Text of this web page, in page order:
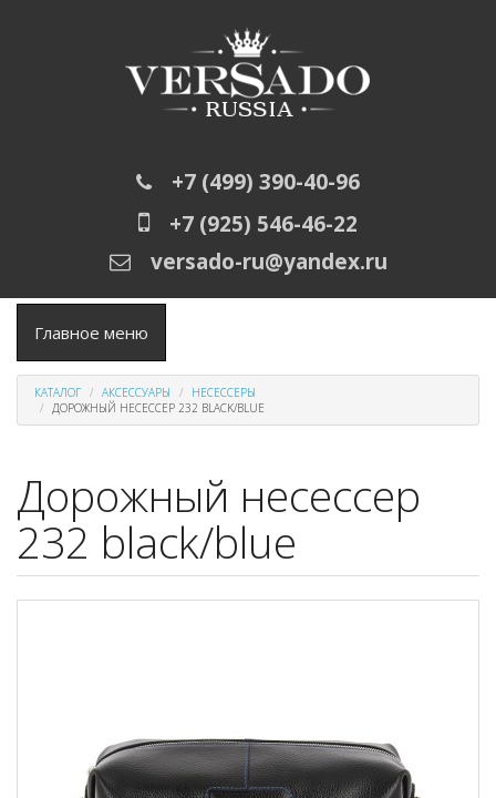
+7 (499) 390-40-96
+7 (925) 546-46-22
versado-ru@yandex.ru
Главное меню
КАТАЛОГ АКСЕССУАРЫ
НЕСЕССЕРЫ
ДОРОЖНЫЙ НЕСЕССЕР 232 BLACK/BLUE
Дорожный несессер
232 black/blue